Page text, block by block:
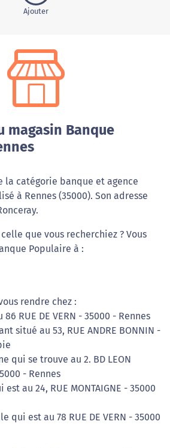
Ajouter
magasin Banque
la catégorie banque et agence
à Rennes (35000). Son adresse
que vous recherchiez ? Vous
Populaire à :
rendre chez :
86 RUE DE VERN - 35000 - Rennes
situé au 53, RUE ANDRE BONNIN -
qui se trouve au 2. BD LEON
- Rennes
est au 24, RUE MONTAIGNE - 35000
qui est au 78 RUE DE VERN - 35000